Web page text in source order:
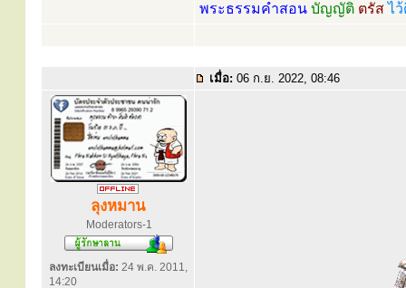
พระธรรมคำสอน บัญญัติ ตรัสไ
เมื่อ: 06 ก.ย. 2022, 08:46
ลุงหมาน
Moderators-1
ลงทะเบียนเมื่อ: 24 พ.ค. 2011,
14:20